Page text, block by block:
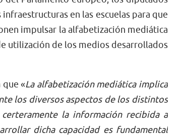
en las escuelas para que
impulsar la alfabetización mediática
utilización de los medios desarrollados
que «La alfabetización mediática implica
los diversos aspectos de los distintos
la información recibida a
dicha capacidad es fundamental